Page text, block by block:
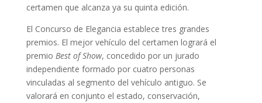
certamen que alcanza ya su quinta edición.
El Concurso de Elegancia establece tres grandes
premios. El mejor vehículo del certamen logrará el
premio Best of Show, concedido por un jurado
independiente formado por cuatro personas
vinculadas al segmento del vehículo antiguo. Se
valorará en conjunto el estado, conservación,